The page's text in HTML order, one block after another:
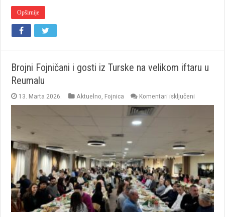
Opširnije
Brojni Fojničani i gosti iz Turske na velikom iftaru u
Reumalu
13. Marta 2026. Aktuelno Fojnica Komentari isključeni
Brojni
na
velikom
iftaru
u
Reumalu